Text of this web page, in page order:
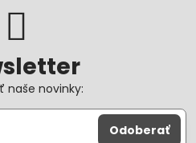
naše novinky:
Odoberať